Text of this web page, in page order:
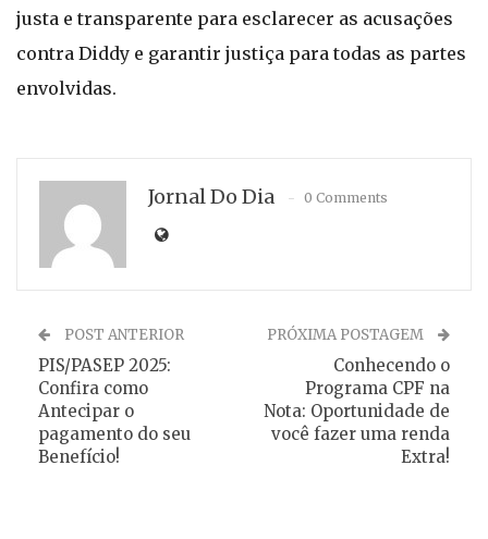
justa e transparente para esclarecer as acusações
contra Diddy e garantir justiça para todas as partes
envolvidas.
Jornal Do Dia 0 Comments
POST ANTERIOR
PIS/PASEP 2025:
Confira como
Antecipar o
pagamento do seu
Benefício!
PRÓXIMA POSTAGEM
Conhecendo o
Programa CPF na
Nota: Oportunidade de
você fazer uma renda
Extra!